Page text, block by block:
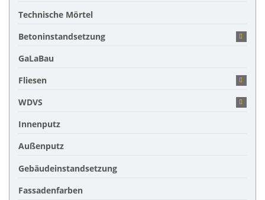
Technische Mörtel
Betoninstandsetzung
GaLaBau
Fliesen
WDVS
Innenputz
Außenputz
Gebäudeinstandsetzung
Fassadenfarben